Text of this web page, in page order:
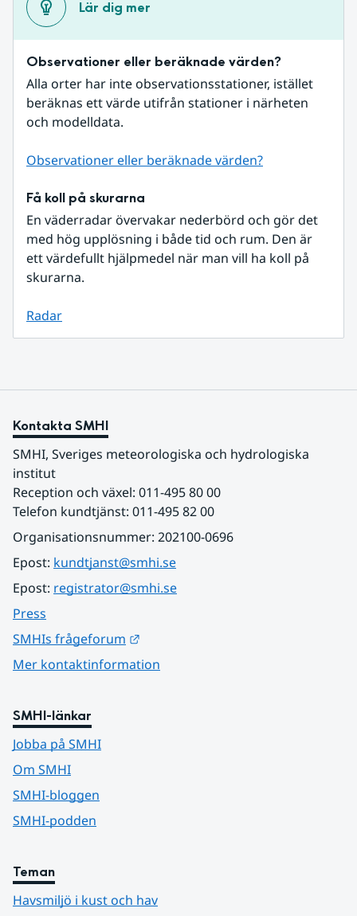
Lär dig mer
Observationer eller beräknade värden?
Alla orter har inte observationsstationer, istället
beräknas ett värde utifrån stationer i närheten
och modelldata.
Observationer eller beräknade värden?
Få koll på skurarna
En väderradar övervakar nederbörd och gör det
med hög upplösning i både tid och rum. Den är
ett värdefullt hjälpmedel när man vill ha koll på
skurarna.
Radar
Kontakta SMHI
SMHI, Sveriges meteorologiska och hydrologiska
institut
Reception och växel: 011-495 80 00
Telefon kundtjänst: 011-495 82 00
Organisationsnummer: 202100-0696
Epost: kundtjanst@smhi.se
Epost: registrator@smhi.se
Press
SMHIs frågeforum
Mer kontaktinformation
SMHI-länkar
Jobba på SMHI
Om SMHI
SMHI-bloggen
SMHI-podden
Teman
Havsmiljö i kust och hav